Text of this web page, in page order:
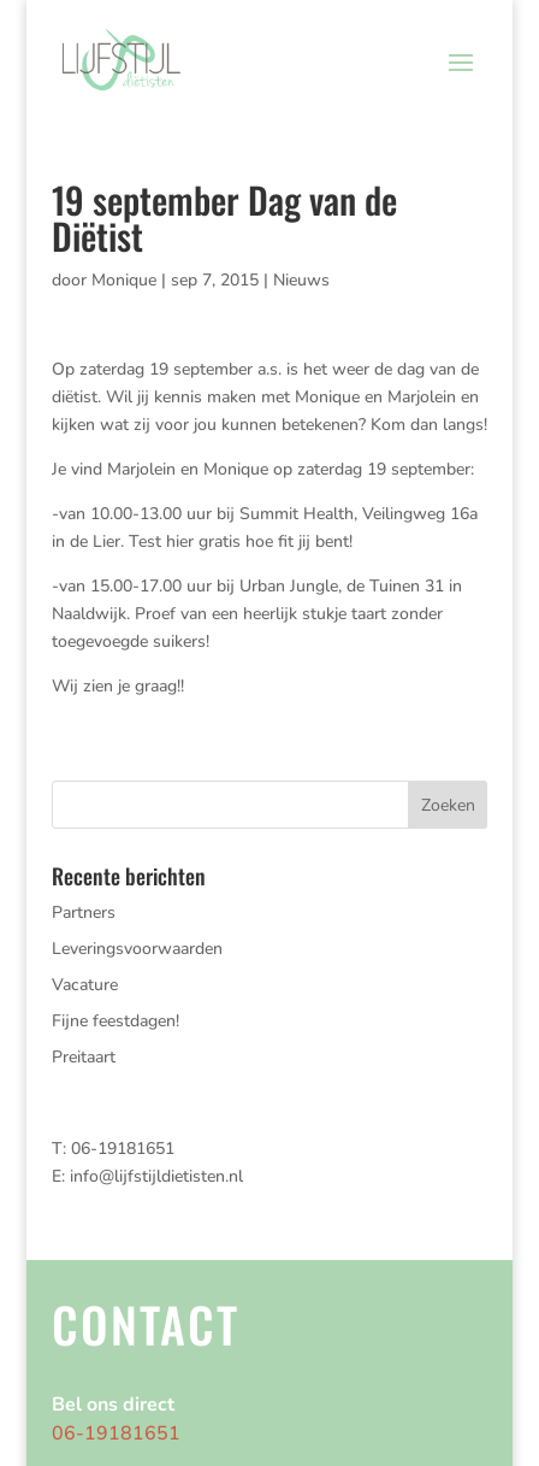
19 september Dag van de
Diëtist
door Monique| sep 7, 2015| Nieuws
Op zaterdag 19 september a.s. is het weer de dag van de
diëtist. Wil jij kennis maken met Monique en Marjolein en
kijken wat zij voor jou kunnen betekenen? Kom dan langs!
Je vind Marjolein en Monique op zaterdag 19 september:
-van 10.00-13.00 uur bij Summit Health, Veilingweg 16a
in de Lier. Test hier gratis hoe fit jij bent!
-van 15.00-17.00 uur bij Urban Jungle, de Tuinen 31 in
Naaldwijk. Proef van een heerlijk stukje taart zonder
toegevoegde suikers!
Wij zien je graag!!
Recente berichten
Partners
Leveringsvoorwaarden
Vacature
Fijne feestdagen!
Preitaart
T: 06-19181651
E: info@lijfstijldietisten.nl
CONTACT
Bel ons direct
06-19181651